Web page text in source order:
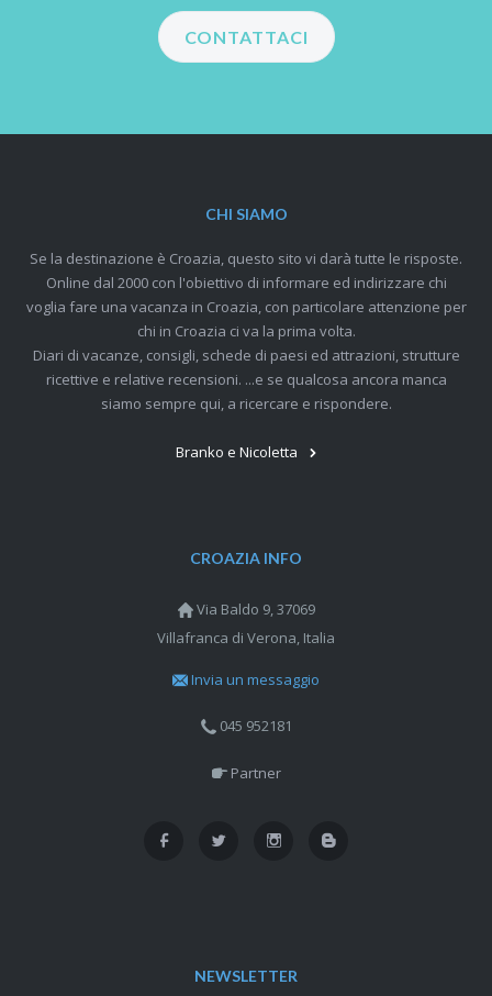
CONTATTACI
CHI SIAMO
Se la destinazione è Croazia, questo sito vi darà tutte le risposte.
Online dal 2000 con l'obiettivo di informare ed indirizzare chi
voglia fare una vacanza in Croazia, con particolare attenzione per
chi in Croazia ci va la prima volta.
Diari di vacanze, consigli, schede di paesi ed attrazioni, strutture
ricettive e relative recensioni. ...e se qualcosa ancora manca
siamo sempre qui, a ricercare e rispondere.
Branko e Nicoletta
CROAZIA INFO
Via Baldo 9, 37069
Villafranca di Verona, Italia
Invia un messaggio
045 952181
Partner
NEWSLETTER